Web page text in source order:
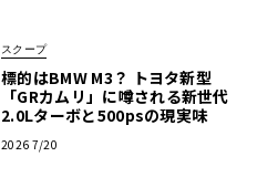
スクープ
標的はBMW M3？ トヨタ新型
「GRカムリ」に噂される新世代
2.0Lターボと500psの現実味
2026 7/20